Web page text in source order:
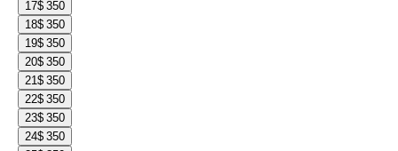
17$ 350
18$ 350
19$ 350
20$ 350
21$ 350
22$ 350
23$ 350
24$ 350